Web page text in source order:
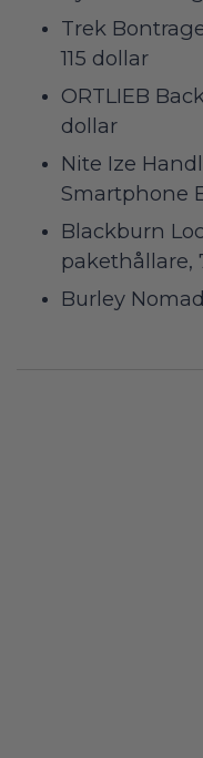
Trek
115 dollar
ORTLIEB
dollar
Nite Ize
Smartphone
Blackburn
pakethållare,
Burley